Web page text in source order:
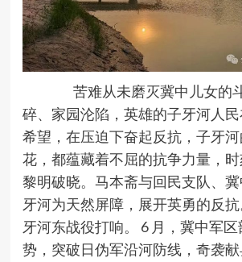
苦难从未磨灭冀中儿女的
碎、家园沦陷，英雄的子牙河人
希望，在压迫下奋起反抗，子牙
花，都蕴藏着不屈的抗争力量，
黎明破晓。马本斋与回民支队、
牙河为天然屏障，展开英勇的反抗
牙河东战役打响。 6 月，冀中军
势，突破日伪军沿河防线，奇袭